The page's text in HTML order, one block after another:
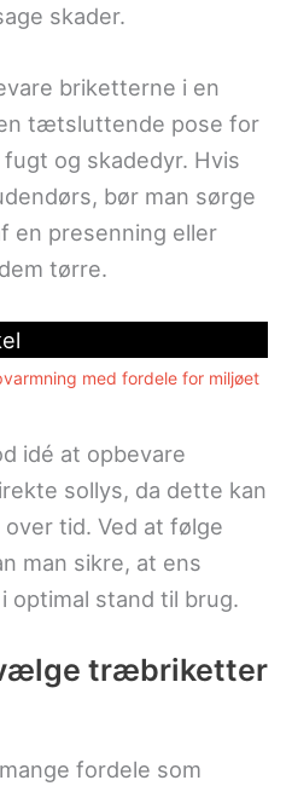
skader.
briketterne i en
tætsluttende pose for
og skadedyr. Hvis
bør man sørge
en presenning eller
tørre.
med fordele for miljøet
idé at opbevare
sollys, da dette kan
tid. Ved at følge
man sikre, at ens
stand til brug.
træbriketter
fordele som